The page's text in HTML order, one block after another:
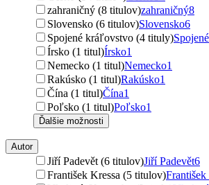
zahraničný (8 titulov)zahraničný8
Slovensko (6 titulov)Slovensko6
Spojené kráľovstvo (4 tituly)
Írsko (1 titul)Írsko1
Nemecko (1 titul)Nemecko1
Rakúsko (1 titul)Rakúsko1
Čína (1 titul)Čína1
Poľsko (1 titul)Poľsko1
Ďalšie možnosti
Autor
Jiří Padevět (6 titulov)Jiří Padevět6
František Kressa (5 titulov)František